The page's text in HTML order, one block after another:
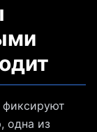
одна из